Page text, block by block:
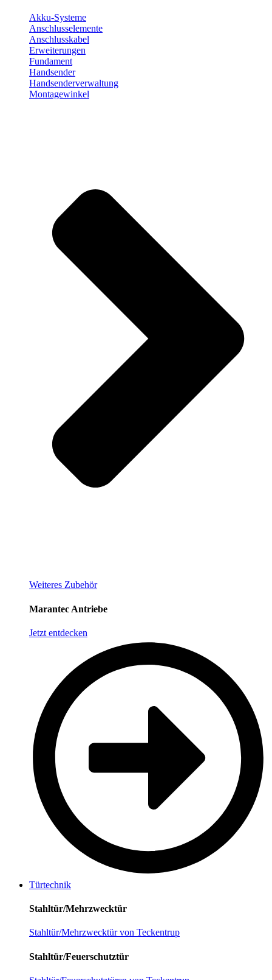
Akku-Systeme
Anschlusselemente
Anschlusskabel
Erweiterungen
Fundament
Handsender
Handsenderverwaltung
Montagewinkel
Weiteres Zubehör
Marantec Antriebe
Jetzt entdecken
Türtechnik
Stahltür/Mehrzwecktür
Stahltür/Mehrzwecktür von Teckentrup
Stahltür/Feuerschutztür